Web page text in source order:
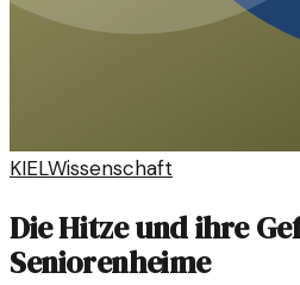
KIELWissenschaft
Die Hitze und ihre
Seniorenheime